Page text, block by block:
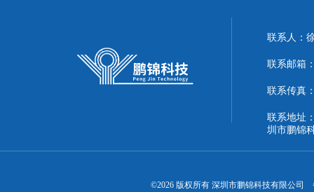
联系人：
联系邮箱
联系传真
联系地址
圳市鹏锦
©2026 版权所有 深圳市鹏锦科技有限公司